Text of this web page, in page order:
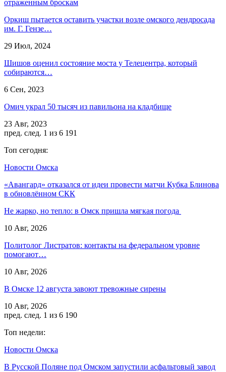
отраженным броскам
Оркиш пытается оставить участки возле омского дендросада
им. Г. Гензе…
29 Июл, 2024
Шишов оценил состояние моста у Телецентра, который
собираются…
6 Сен, 2023
Омич украл 50 тысяч из павильона на кладбище
23 Авг, 2023
пред. след. 1 из 6 191
Топ сегодня:
Новости Омска
«Авангард» отказался от идеи провести матчи Кубка Блинова
в обновлённом СКК
Не жарко, но тепло: в Омск пришла мягкая погода
10 Авг, 2026
Политолог Листратов: контакты на федеральном уровне
помогают…
10 Авг, 2026
В Омске 12 августа завоют тревожные сирены
10 Авг, 2026
пред. след. 1 из 6 190
Топ недели:
Новости Омска
В Русской Поляне под Омском запустили асфальтовый завод